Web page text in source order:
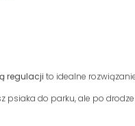
regulacji to idealne
psiaka do parku, ale po